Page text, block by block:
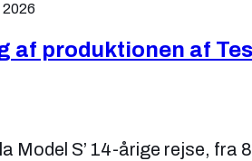
2026
af produktionen af
Model S’ 14-årige rejse,